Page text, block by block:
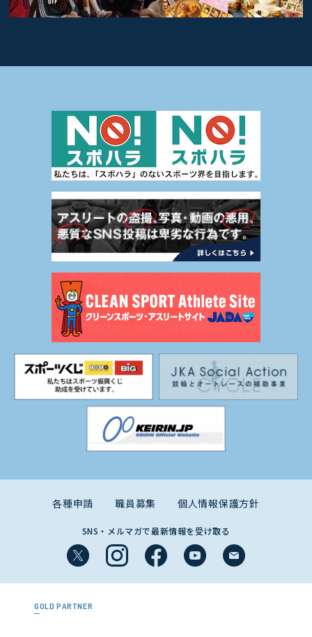
各種申請 職員募集 個人情報保護方針
SNS・メルマガで最新情報を受け取る
GOLD PARTNER